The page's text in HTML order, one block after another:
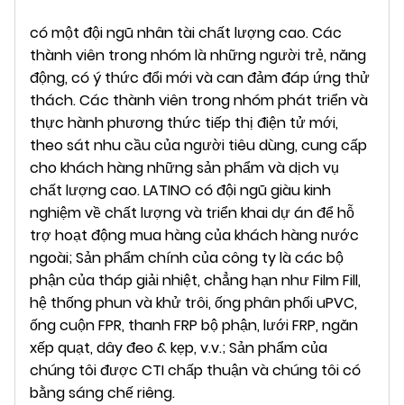
có một đội ngũ nhân tài chất lượng cao. Các
thành viên trong nhóm là những người trẻ, năng
động, có ý thức đổi mới và can đảm đáp ứng thử
thách. Các thành viên trong nhóm phát triển và
thực hành phương thức tiếp thị điện tử mới,
theo sát nhu cầu của người tiêu dùng, cung cấp
cho khách hàng những sản phẩm và dịch vụ
chất lượng cao.LATINO có đội ngũ giàu kinh
nghiệm về chất lượng và triển khai dự án để hỗ
trợ hoạt động mua hàng của khách hàng nước
ngoài; Sản phẩm chính của công ty là các bộ
phận của tháp giải nhiệt, chẳng hạn như Film Fill,
hệ thống phun và khử trôi, ống phân phối uPVC,
ống cuộn FPR, thanh FRP bộ phận, lưới FRP, ngăn
xếp quạt, dây đeo & kẹp, v.v.;Sản phẩm của
chúng tôi được CTI chấp thuận và chúng tôi có
bằng sáng chế riêng.